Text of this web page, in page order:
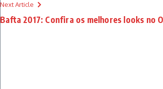
Next Article
Bafta 2017: Confira os melhores looks no